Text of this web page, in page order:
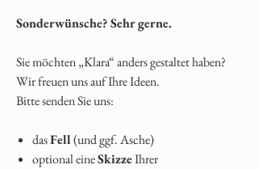
Sonderwünsche? Sehr gerne.
Sie möchten „Klara“ anders gestaltet haben?
Wir freuen uns auf Ihre Ideen.
Bitte senden Sie uns:
dasFell(und ggf. Asche)
optional eineSkizzeIhrer